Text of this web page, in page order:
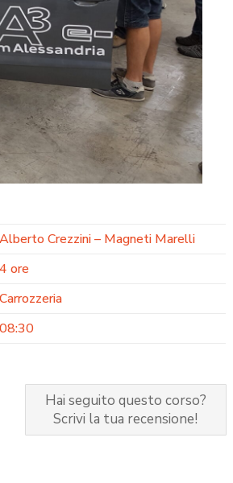
Alberto Crezzini – Magneti Marelli
4 ore
Carrozzeria
08:30
Hai seguito questo corso?
Scrivi la tua recensione!
Corso per preparatori in
carrozzeria
1.525,00
Dettaglio Prodotto